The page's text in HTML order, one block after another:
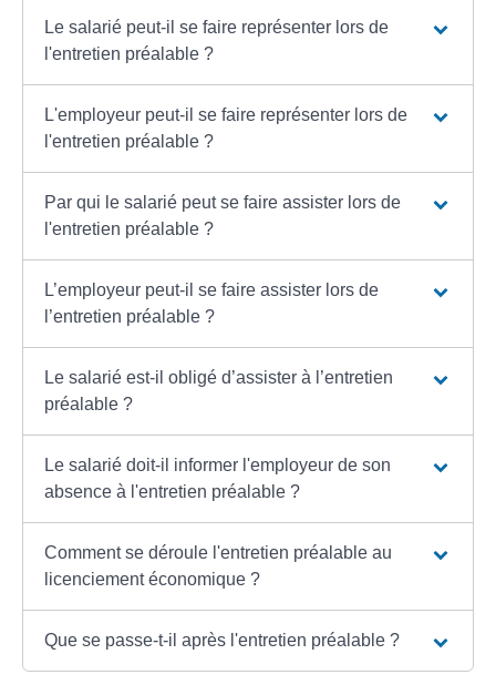
Le salarié peut-il se faire représenter lors de
l'entretien préalable ?
L'employeur peut-il se faire représenter lors de
l'entretien préalable ?
Par qui le salarié peut se faire assister lors de
l'entretien préalable ?
L’employeur peut-il se faire assister lors de
l’entretien préalable ?
Le salarié est-il obligé d’assister à l’entretien
préalable ?
Le salarié doit-il informer l'employeur de son
absence à l'entretien préalable ?
Comment se déroule l'entretien préalable au
licenciement économique ?
Que se passe-t-il après l'entretien préalable ?